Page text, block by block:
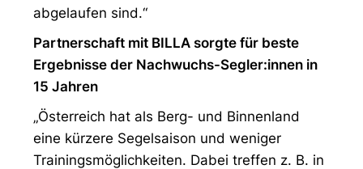
abgelaufen sind.“
Partnerschaft mit BILLA sorgte für beste
Ergebnisse der Nachwuchs-Segler:innen in
15 Jahren
„Österreich hat als Berg- und Binnenland
eine kürzere Segelsaison und weniger
Trainingsmöglichkeiten. Dabei treffen z. B. in